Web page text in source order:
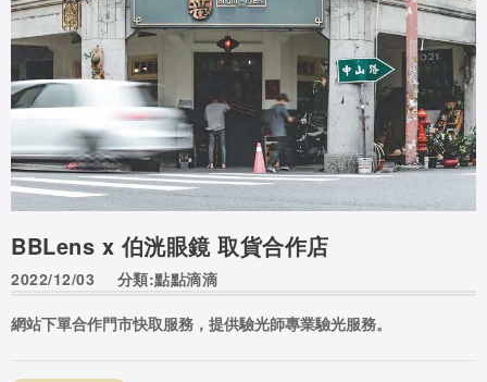
BBLens x 伯洸眼鏡 取貨合作店
2022/12/03 分類:點點滴滴
網站下單合作門市快取服務，提供驗光師專業驗光服務。